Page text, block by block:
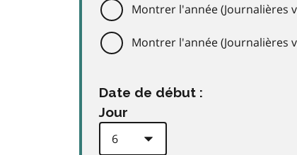
Montrer l'année (Journalières
Montrer l'année (Journalières
Date de début :
Jour